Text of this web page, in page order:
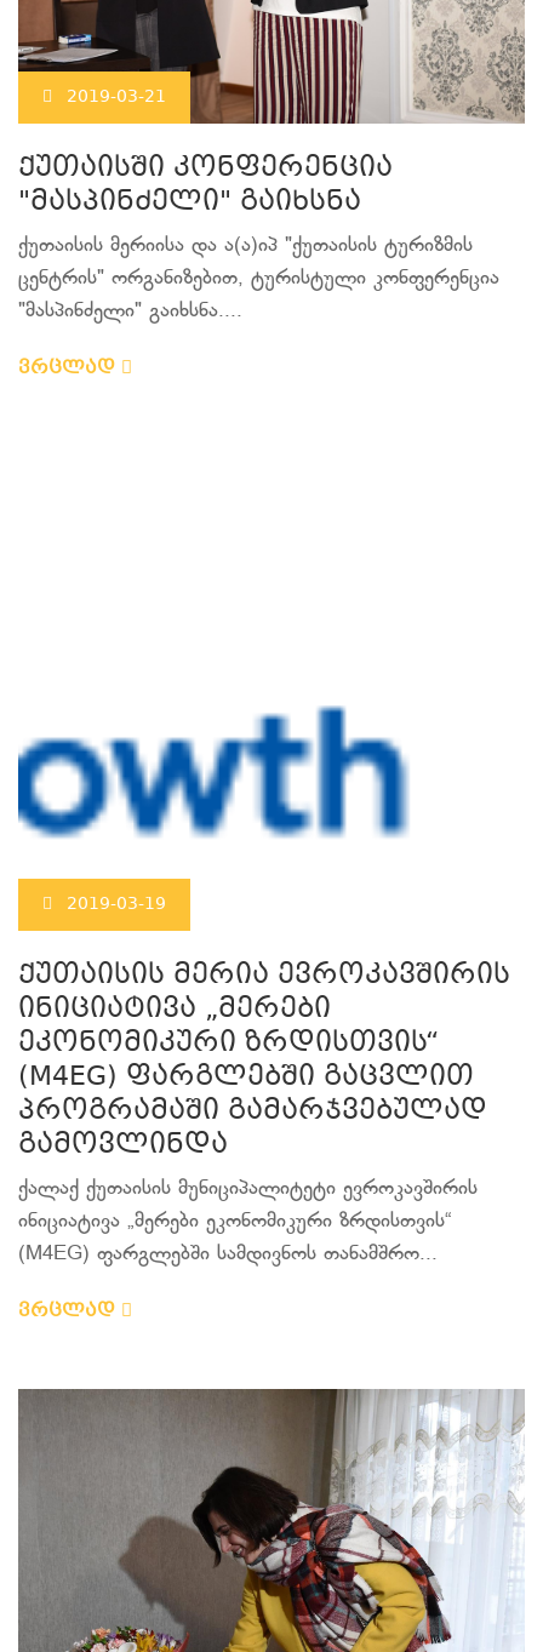
2019-03-21
ქუთაისში კონფერენცია
"მასპინძელი" გაიხსნა
ქუთაისის მერიისა და ა(ა)იპ "ქუთაისის ტურიზმის
ცენტრის" ორგანიზებით, ტურისტული კონფერენცია
"მასპინძელი" გაიხსნა....
ვრცლად
2019-03-19
ქუთაისის მერია ევროკავშირის
ინიციატივა „მერები
ეკონომიკური ზრდისთვის“
(M4EG) ფარგლებში გაცვლით
პროგრამაში გამარჯვებულად
გამოვლინდა
ქალაქ ქუთაისის მუნიციპალიტეტი ევროკავშირის
ინიციატივა „მერები ეკონომიკური ზრდისთვის“
(M4EG) ფარგლებში სამდივნოს თანამშრო...
ვრცლად